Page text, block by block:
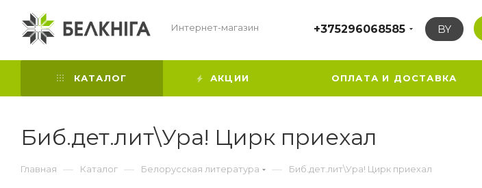
Интернет-магазин +375296068585 BY
КАТАЛОГ АКЦИИ ОПЛАТА И ДОСТАВКА
Биб.дет.лит\Ура! Цирк приехал
Главная — Каталог — Белорусская литература — Биб.дет.лит\Ура! Цирк приехал